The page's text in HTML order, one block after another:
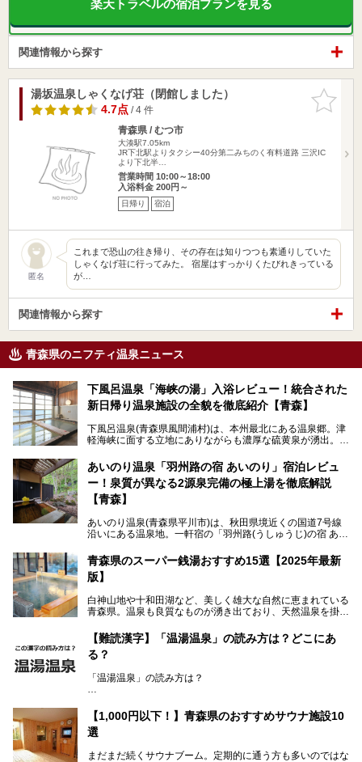
楽天トラベルの宿泊プランを見る
関連情報から探す
お気に入
りに追加
湯坂温泉しゃくなげ荘（閉館しました）
4.7点/ 4 件
青森県 / むつ市
大湊駅7.05km
JR下北駅よりタクシー40分第二みちのく有料道路 三沢IC
より下北半…
営業時間 10:00～18:00
入浴料金 200円～
日帰り 宿泊
匿名
これまで恐山の往き帰り、その存在は知りつつも素通りしていた
しゃくなげ荘に行ってみた。 宿屋はすっかりくたびれきっている
が…
関連情報から探す
青森県のニフティ温泉ニュース
下風呂温泉「海峡の湯」入浴レビュー！統合された
新日帰り温泉施設の全貌を徹底紹介【青森】
下風呂温泉(青森県風間浦村)は、本州最北にある温泉郷。津
軽海峡に面する立地にありながらも濃厚な硫黄泉が湧出。良
泉ファンが訪れる温泉地です。
「海峡の湯」は、以前あった2つの共同浴場を統合し、2020
年12月にオープンした日帰り入浴施設。かつて別々の共同
浴場で使用された2つの源泉を楽しめる点が魅力です。また
無料休憩室や食事処も併設し、地元常連客のみならず観光客
にも利用しやすい施設へ変貌しました。
今回、筆者は実際に海峡の湯へ訪問・入浴し、その魅力を徹
底解説します！
あいのり温泉「羽州路の宿 あいのり」宿泊レビュ
ー！泉質が異なる2源泉完備の極上湯を徹底解説
【青森】
あいのり温泉(青森県平川市)は、秋田県境近くの国道7号線
沿いにある温泉地。一軒宿の「羽州路(うしゅうじ)の宿 あい
(通称:赤湯)と無色透明の単純温泉という2種類の源泉を使用
し、いずれも源泉100％かけ流しで提供している点でしょ
う。
今回筆者は実際に宿泊し、大浴場と露天風呂付き客室を中心
に「羽州路の宿 あいのり」を詳細にご紹介。秋田県側を含
ですが、実はあいのり温泉も決して見逃せない極上湯のひと
つ。その魅力を徹底解説します！
青森県のスーパー銭湯おすすめ15選【2025年最新
版】
白神山地や十和田湖など、美しく雄大な自然に恵まれている
青森県。温泉も良質なものが湧き出ており、天然温泉を掛け
の山並みを眺めながら温泉に浸かり、お食事処でおいしいご
当地グルメを味わうひとときは格別ですね！
今回は、青森県でおすすめのスーパー銭湯を紹介します。
ください。
【難読漢字】「温湯温泉」の読み方は？どこにあ
る？
「温湯温泉」の読み方は？
か？
【1,000円以下！】青森県のおすすめサウナ施設10
選
まだまだ続くサウナブーム。定期的に通う方も多いのではな